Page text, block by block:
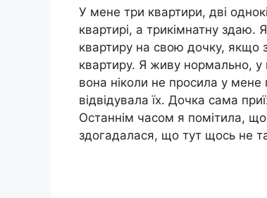
У мене три квартири, дві
квартирі, а трикімнатну
квартиру на свою дочку, якщо
квартиру. Я живу нормально,
вона ніколи не просила у мене
відвідувала їх. Дочка сама
Останнім часом я помітила,
здогадалася, що тут щось не